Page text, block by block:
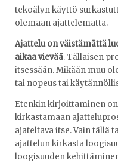
tekoälyn käyttö
olemaan ajattelematta.
Ajattelu on väistämättä
aikaa vievää. Tällaisen
itsessään. Mikään muu
tai nopeus tai
Etenkin kirjoittaminen
kirkastamaan
ajateltava itse. Vain tällä
ajattelun kirkasta
loogisuuden